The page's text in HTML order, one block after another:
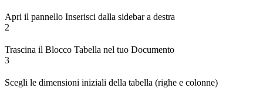
Apri il pannello Inserisci dalla sidebar a destra
2
Trascina il Blocco Tabella nel tuo Documento
3
Scegli le dimensioni iniziali della tabella (righe e colonne)